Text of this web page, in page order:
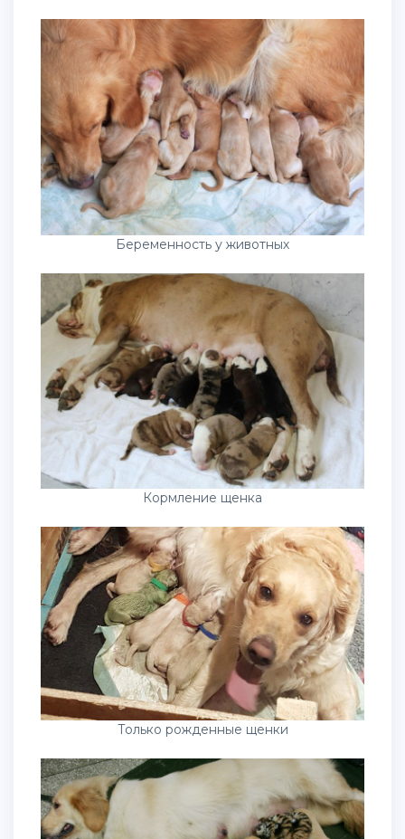
Беременность у животных
Кормление щенка
Только рожденные щенки